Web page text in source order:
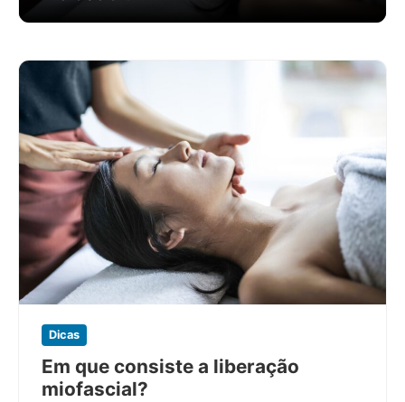
Dicas
Em que consiste a liberação
miofascial?